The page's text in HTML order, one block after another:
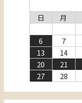
日
月
6
7
13
14
20
21
27
28